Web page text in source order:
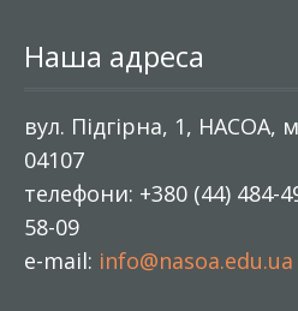
Наша адреса
вул. Підгірна, 1, НАСОА,
04107
телефони: +380 (44) 484-
58-09
e-mail: info@nasoa.edu.ua